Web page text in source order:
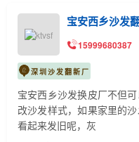
宝安西乡沙发
15999680387
深圳沙发翻新厂
宝安西乡沙发换皮厂不但
改沙发样式，如果家里的
看起来发旧呢，灰